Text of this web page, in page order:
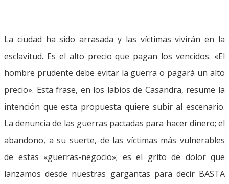
La ciudad ha sido arrasada y las víctimas vivirán en la
esclavitud. Es el alto precio que pagan los vencidos. «El
hombre prudente debe evitar la guerra o pagará un alto
precio». Esta frase, en los labios de Casandra, resume la
intención que esta propuesta quiere subir al escenario.
La denuncia de las guerras pactadas para hacer dinero; el
abandono, a su suerte, de las víctimas más vulnerables
de estas «guerras-negocio»; es el grito de dolor que
lanzamos desde nuestras gargantas para decir BASTA